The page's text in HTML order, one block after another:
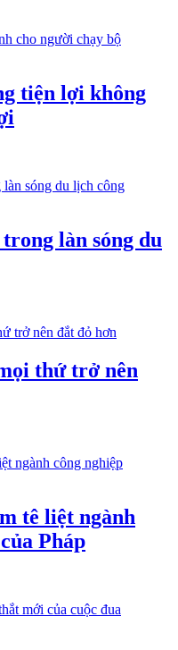
tiện lợi không
làn sóng du
thứ trở nên
tê liệt ngành
Pháp